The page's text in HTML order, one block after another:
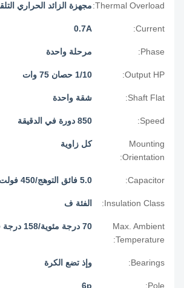
Thermal Overload: مجهزة الزائد الحراري التلقائي
Current:
Phase: مرحلة واحدة
Output HP:
Shaft Flat: شقة واحدة
Speed:
Mounting
Orientation:
كل زاوية
Capacitor:
Insulation Class: الفئة ف
Max. Ambient
Temperature:
Bearings: وإذ تضع الكرة